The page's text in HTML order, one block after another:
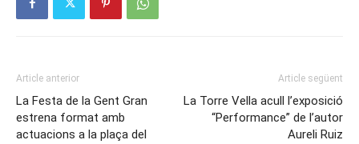
Article anterior
La Festa de la Gent Gran
estrena format amb
actuacions a la plaça del
Article següent
La Torre Vella acull l’exposició
“Performance” de l’autor
Aureli Ruiz